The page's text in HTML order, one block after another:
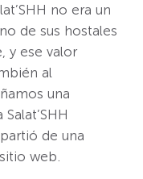
no era un
de sus hostales
y ese valor
al
una
de una
web.